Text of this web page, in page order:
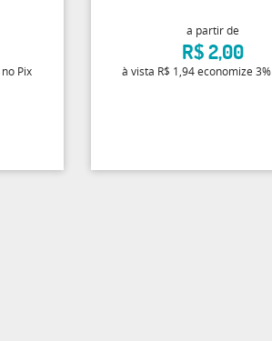
no Pix
a partir de
R$ 2,00
à vista R$ 1,94economize 3%